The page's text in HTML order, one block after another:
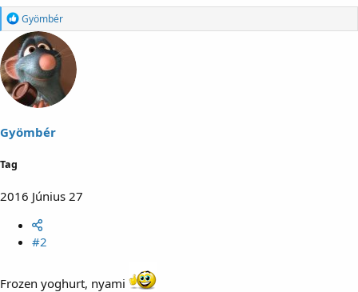
R
e
a
g
á
l
t
:
Gyömbér
Gyömbér
Tag
2016 Június 27
#2
Frozen yoghurt, nyami